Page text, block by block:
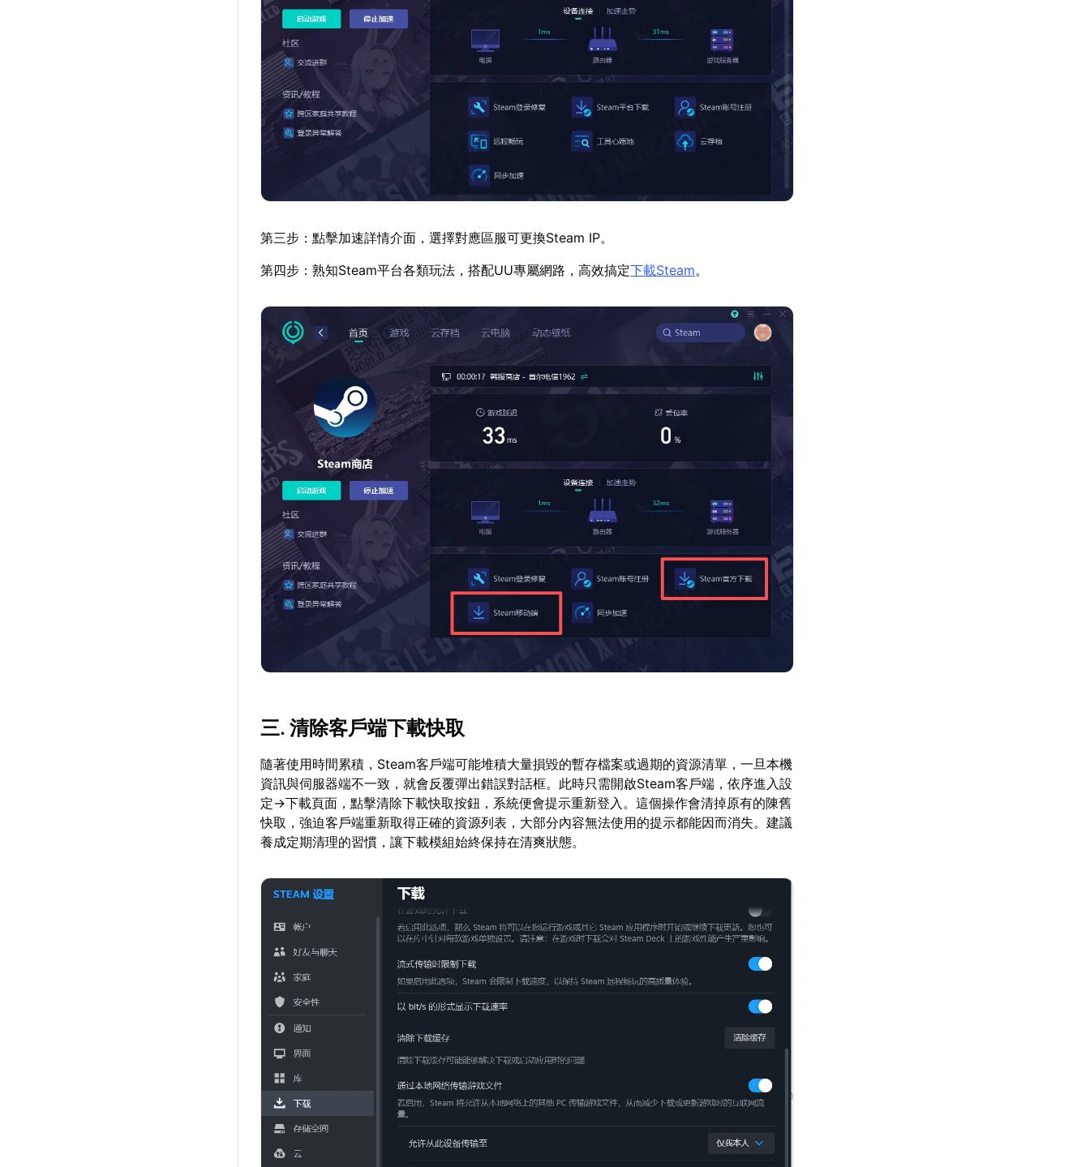
第三步：點擊加速詳情介面，選擇對應區服可更換Steam IP。
第四步：熟知Steam平台各類玩法，搭配UU專屬網路，高效搞定下載Steam。
三. 清除客戶端下載快取
隨著使用時間累積，Steam客戶端可能堆積大量損毀的暫存檔案或過期的資源清單，一旦本機
資訊與伺服器端不一致，就會反覆彈出錯誤對話框。此時只需開啟Steam客戶端，依序進入設
定→下載頁面，點擊清除下載快取按鈕，系統便會提示重新登入。這個操作會清掉原有的陳舊
快取，強迫客戶端重新取得正確的資源列表，大部分內容無法使用的提示都能因而消失。建議
養成定期清理的習慣，讓下載模組始終保持在清爽狀態。